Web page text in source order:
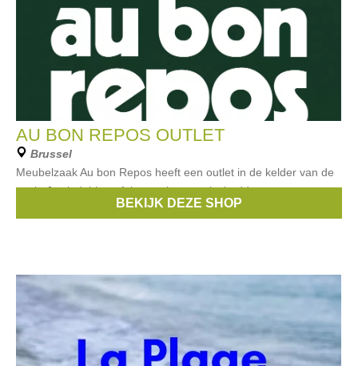
AU BON REPOS OUTLET
Brussel
Meubelzaak Au bon Repos heeft een outlet in de kelder van de
zaak. Je vindt hier tafels, stoelen, zetels, bedden, matrassen en
meer aan outlet prijzen.BEKIJK DEZE SHOP